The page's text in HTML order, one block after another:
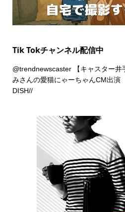
Tik Tokチャンネル配信中
@trendnewscaster【キャスター井
みさんの愛猫にゃーちゃんCM出
DISH//